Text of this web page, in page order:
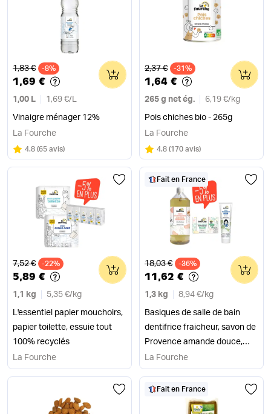
Ancien prix
1,83 € -8%
1,69 €
1,00 L 1,69 €/ L
Vinaigre ménager 12%
0
La Fourche
Note
4.8 sur 5
(65 avis)
Ancien prix
2,37 € -31%
1,64 €
265 g net ég. 6,19 €/ kg
Pois chiches bio - 265g
0
La Fourche
Note
4.8 sur 5
(170 avis)
Ancien prix
7,52 € -22%
5,89 €
1,1 kg 5,35 €/ kg
L'essentiel papier mouchoirs,
papier toilette, essuie tout
100% recyclés
0
La Fourche
Fait en France
Ancien prix
18,03 € -36%
11,62 €
1,3 kg 8,94 €/ kg
Basiques de salle de bain
dentifrice fraicheur, savon de
Provence amande douce,
shampoing douche pêche
blanche
0
La Fourche
Fait en France